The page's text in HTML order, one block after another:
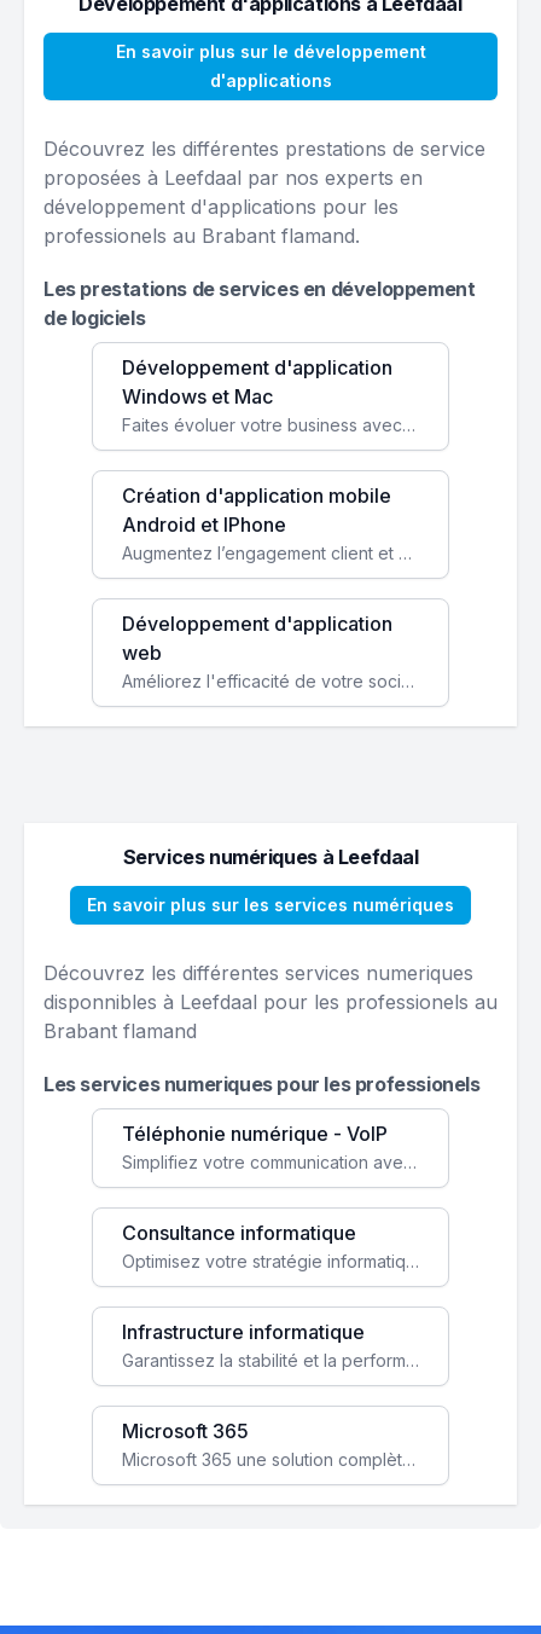
En savoir plus sur le développement
d'applications
Découvrez les différentes prestations de service
proposées à Leefdaal par nos experts en
développement d'applications pour les
professionels au Brabant flamand.
Les prestations de services en développement
de logiciels
Développement d'application
Windows et Mac
Faites évoluer votre business avec des solutions logicielles personnalisées, parfaitement adaptées à vos besoins spécifiques.
Création d'application mobile
Android et IPhone
Augmentez l’engagement client et simplifiez vos processus avec une application mobile sur mesure, disponible sur iOS et Android.
Développement d'application
web
Améliorez l'efficacité de votre société avec une application web personnalisée accessible partout et tout le temps.
Services numériques à Leefdaal
En savoir plus sur les services numériques
Découvrez les différentes services numeriques
disponnibles à Leefdaal pour les professionels au
Brabant flamand
Les services numeriques pour les professionels
Téléphonie numérique - VoIP
Simplifiez votre communication avec une solution VoIP flexible, économique et adaptée à vos besoins professionnels.
Consultance informatique
Optimisez votre stratégie informatique avec l'expertise de nos consultants pour améliorer votre efficacité et sécurité.
Infrastructure informatique
Garantissez la stabilité et la performance de votre entreprise avec une infrastructure IT sécurisée et évolutive.
Microsoft 365
Microsoft 365 une solution complète qui booste votre productivité, renforce la sécurité de vos données et facilite la collaboration.